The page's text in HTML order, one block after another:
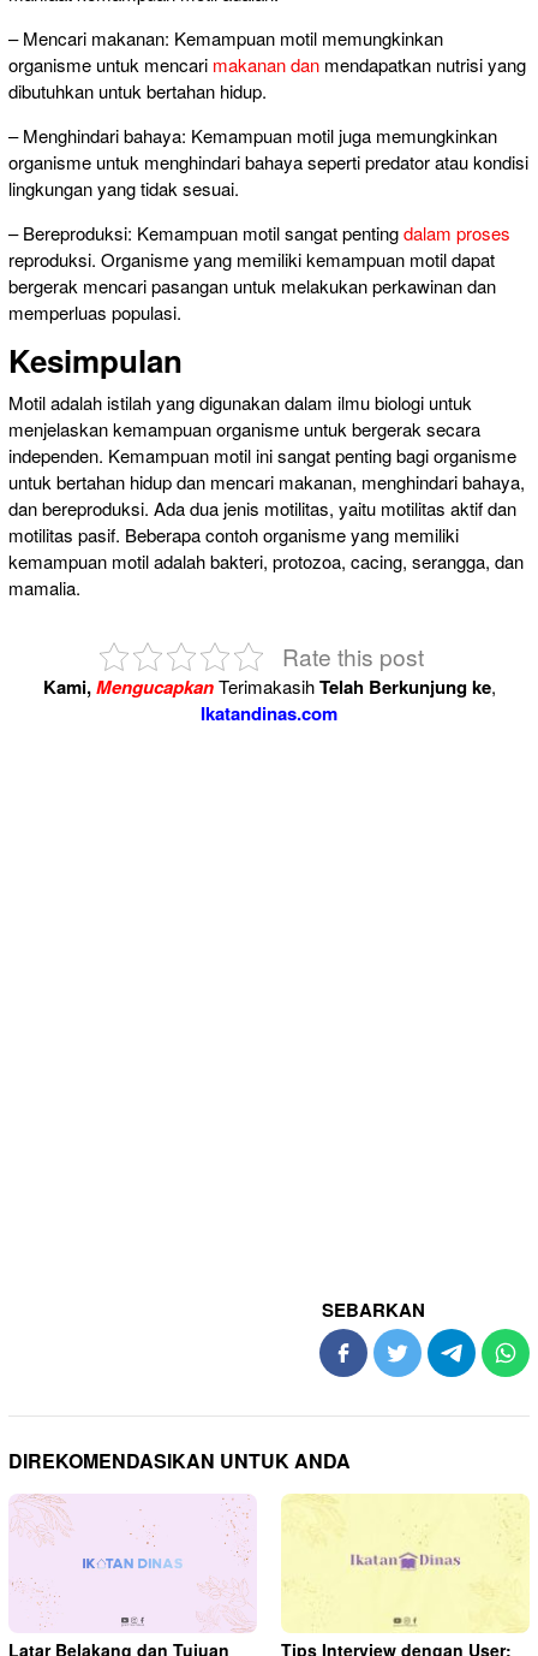
– Mencari makanan: Kemampuan motil memungkinkan
organisme untuk mencari makanan dan mendapatkan nutrisi yang
dibutuhkan untuk bertahan hidup.
– Menghindari bahaya: Kemampuan motil juga memungkinkan
organisme untuk menghindari bahaya seperti predator atau kondisi
lingkungan yang tidak sesuai.
– Bereproduksi: Kemampuan motil sangat pentingdalam proses
reproduksi. Organisme yang memiliki kemampuan motil dapat
bergerak mencari pasangan untuk melakukan perkawinan dan
memperluas populasi.
Kesimpulan
Motil adalah istilah yang digunakan dalam ilmu biologi untuk
menjelaskan kemampuan organisme untuk bergerak secara
independen. Kemampuan motil ini sangat penting bagi organisme
untuk bertahan hidup dan mencari makanan, menghindari bahaya,
dan bereproduksi. Ada dua jenis motilitas, yaitu motilitas aktif dan
motilitas pasif. Beberapa contoh organisme yang memiliki
kemampuan motil adalah bakteri, protozoa, cacing, serangga, dan
mamalia.
Rate this post
Kami,MengucapkanTerimakasihTelah Berkunjung ke,
Ikatandinas.com
SEBARKAN
DIREKOMENDASIKAN UNTUK ANDA
Latar Belakang dan Tujuan
Tips Interview dengan User: